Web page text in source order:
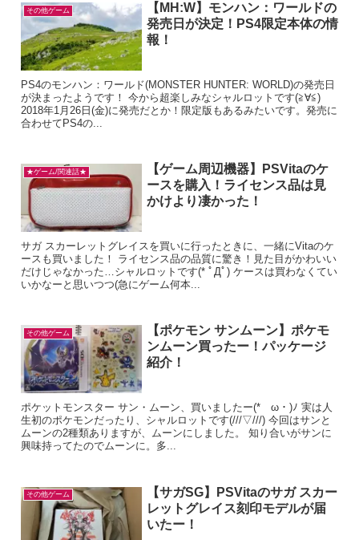
その他ゲーム
【MH:W】モンハン：ワールドの
発売日が決定！PS4限定本体の情
報！
PS4のモンハン：ワールド(MONSTER HUNTER: WORLD)の発売日
が決まったようです！ 今から超楽しみなシャルロットです(≧∀≦)
2018年1月26日(金)に発売だとか！限定版もあるみたいです。発売に
合わせてPS4の...
★ゲーム/関連話★
【ゲーム周辺機器】PSVitaのケ
ースを購入！ライセンス品は見
かけより凄かった！
サガ スカーレットグレイスを買いに行ったときに、一緒にVitaのケ
ースも買いました！ ライセンス品の品質に驚き！見た目がかわいい
だけじゃなかった…シャルロットです(* ﾟДﾟ) ケースは買わなくてい
いかなーと思いつつ(急にゲーム何本...
その他ゲーム
【ポケモン サンムーン】ポケモ
ンムーン買ったー！パッケージ
紹介！
ポケットモンスター サン・ムーン、買いましたー(*ゝω・)ﾉ 実は人
生初のポケモンだったり、シャルロットです(///▽///) 今回はサンと
ムーンの2種類ありますが、ムーンにしました。 知り合いがサンに
興味持ってたのでムーンに。多...
その他ゲーム
【サガSG】PSVitaのサガ スカー
レットグレイス刻印モデルが届
いたー！